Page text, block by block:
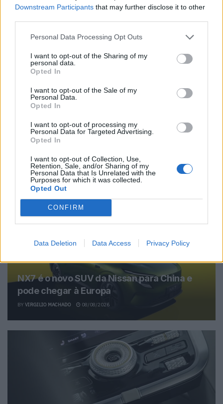
Downstream Participants that may further disclose it to other
Personal Data Processing Opt Outs
I want to opt-out of the Sharing of my
personal data.
Opted In
I want to opt-out of the Sale of my
Personal Data.
Opted In
I want to opt-out of processing my
Personal Data for Targeted Advertising.
Opted In
I want to opt-out of Collection, Use,
Retention, Sale, and/or Sharing of my
Personal Data that Is Unrelated with the
Purposes for which it was collected.
Opted Out
CONFIRM
Data Deletion Data Access Privacy Policy
cliente é assegurado pela autoSense, responsável
Portugal
Rede de carregamento Tiago Reis Tomaz
Related Posts
NX7 é o novo SUV da Nissan para China e
pode chegar à Europa
BY VIRGILIO MACHADO 08/08/2026